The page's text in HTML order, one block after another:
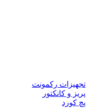
تجهیزات رکمونت
پریز و کانکتور
پچ کورد